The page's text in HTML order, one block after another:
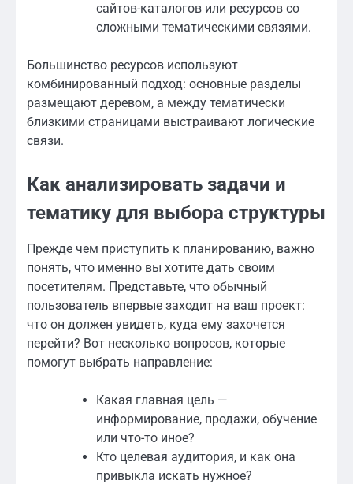
сайтов-каталогов или ресурсов со
сложными тематическими связями.
Большинство ресурсов используют
комбинированный подход: основные разделы
размещают деревом, а между тематически
близкими страницами выстраивают логические
связи.
Как анализировать задачи и
тематику для выбора структуры
Прежде чем приступить к планированию, важно
понять, что именно вы хотите дать своим
посетителям. Представьте, что обычный
пользователь впервые заходит на ваш проект:
что он должен увидеть, куда ему захочется
перейти? Вот несколько вопросов, которые
помогут выбрать направление:
Какая главная цель —
информирование, продажи, обучение
или что-то иное?
Кто целевая аудитория, и как она
привыкла искать нужное?